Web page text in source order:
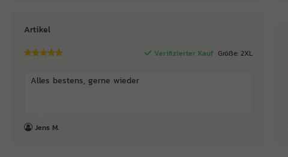
Artikel
Verifizierter Kauf Größe: 2XL
Alles bestens, gerne wieder
Jens M.